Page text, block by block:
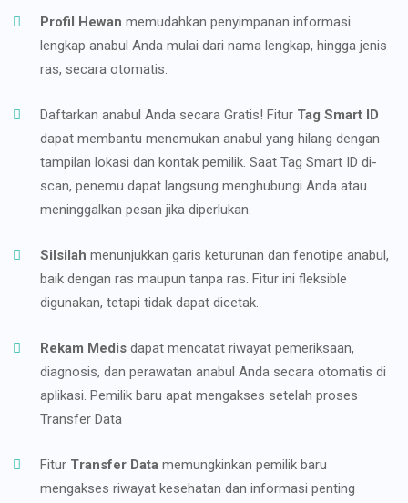
Profil Hewan memudahkan penyimpanan informasi
lengkap anabul Anda mulai dari nama lengkap, hingga jenis
ras, secara otomatis.
Daftarkan anabul Anda secara Gratis! Fitur Tag Smart ID
dapat membantu menemukan anabul yang hilang dengan
tampilan lokasi dan kontak pemilik. Saat Tag Smart ID di-
scan, penemu dapat langsung menghubungi Anda atau
meninggalkan pesan jika diperlukan.
Silsilah menunjukkan garis keturunan dan fenotipe anabul,
baik dengan ras maupun tanpa ras. Fitur ini fleksible
digunakan, tetapi tidak dapat dicetak.
Rekam Medis dapat mencatat riwayat pemeriksaan,
diagnosis, dan perawatan anabul Anda secara otomatis di
aplikasi. Pemilik baru apat mengakses setelah proses
Transfer Data
Fitur Transfer Data memungkinkan pemilik baru
mengakses riwayat kesehatan dan informasi penting